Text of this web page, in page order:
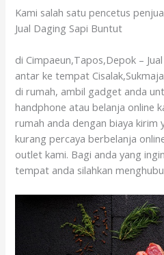
Kami salah satu pencetus
Jual Daging Sapi Buntut
di Cimpaeun,Tapos,Depok –
antar ke tempat
di rumah, ambil gadget anda
handphone atau belanja online
rumah anda dengan biaya kirim
kurang percaya berbelanja
outlet kami. Bagi anda yang
tempat anda silahkan